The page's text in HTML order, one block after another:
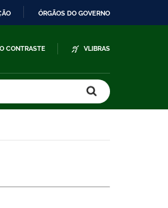
ÓRGÃOS DO GOVERNO
CONTRASTE VLIBRAS